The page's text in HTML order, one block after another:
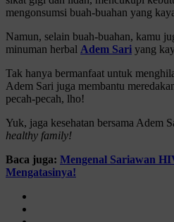
mengonsumsi buah-buahan yang
Namun, selain buah-buahan, kamu
minuman herbal Adem Sari yang
Tak hanya bermanfaat untuk
Adem Sari juga membantu
pecah-pecah, lho!
Yuk, jaga kesehatan bersama Adem
healthy family!
Baca juga: Mengenal Sariawan
Mengatasinya!